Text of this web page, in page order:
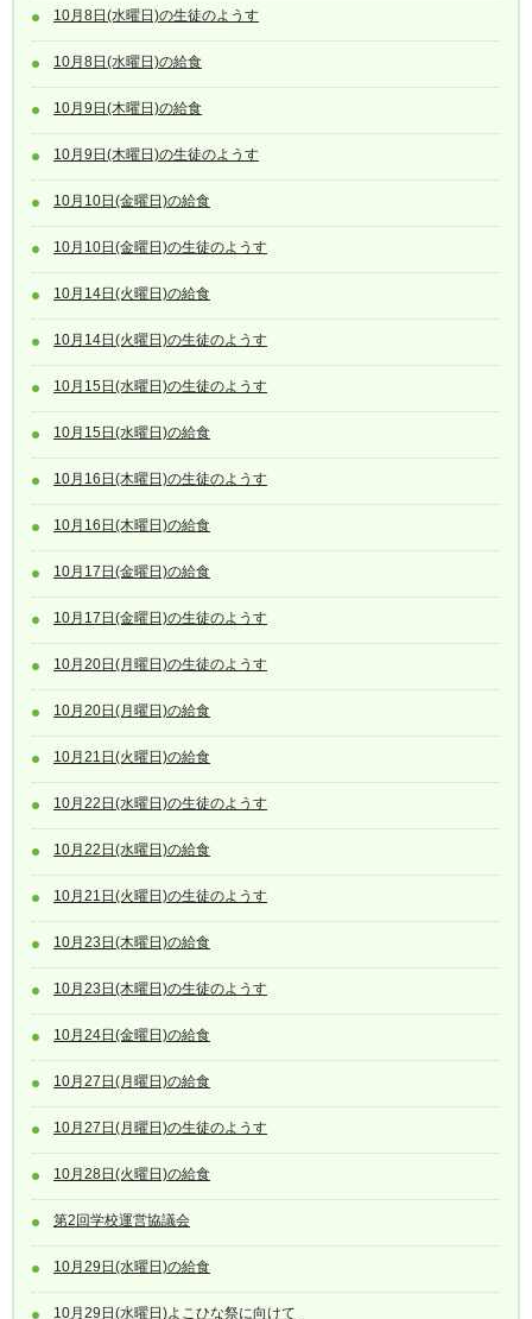
10月8日(水曜日)の生徒のようす
10月8日(水曜日)の給食
10月9日(木曜日)の給食
10月9日(木曜日)の生徒のようす
10月10日(金曜日)の給食
10月10日(金曜日)の生徒のようす
10月14日(火曜日)の給食
10月14日(火曜日)の生徒のようす
10月15日(水曜日)の生徒のようす
10月15日(水曜日)の給食
10月16日(木曜日)の生徒のようす
10月16日(木曜日)の給食
10月17日(金曜日)の給食
10月17日(金曜日)の生徒のようす
10月20日(月曜日)の生徒のようす
10月20日(月曜日)の給食
10月21日(火曜日)の給食
10月22日(水曜日)の生徒のようす
10月22日(水曜日)の給食
10月21日(火曜日)の生徒のようす
10月23日(木曜日)の給食
10月23日(木曜日)の生徒のようす
10月24日(金曜日)の給食
10月27日(月曜日)の給食
10月27日(月曜日)の生徒のようす
10月28日(火曜日)の給食
第2回学校運営協議会
10月29日(水曜日)の給食
10月29日(水曜日)よこひな祭に向けて